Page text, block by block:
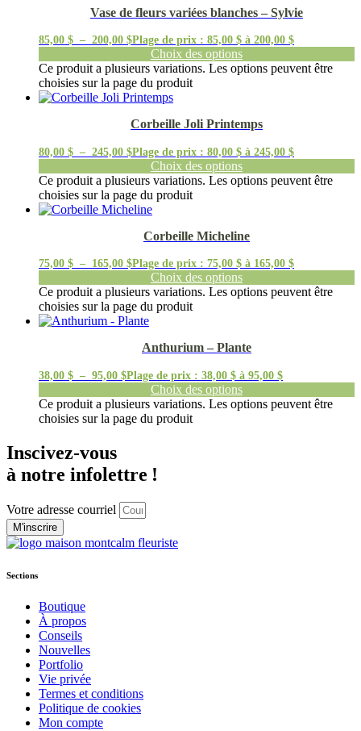
Vase de fleurs variées blanches – Sylvie
85,00 $ – 200,00 $Plage de prix : 85,00 $ à 200,00 $
Choix des options
Ce produit a plusieurs variations. Les options peuvent être
choisies sur la page du produit
Corbeille Joli Printemps
80,00 $ – 245,00 $Plage de prix : 80,00 $ à 245,00 $
Choix des options
Ce produit a plusieurs variations. Les options peuvent être
choisies sur la page du produit
Corbeille Micheline
75,00 $ – 165,00 $Plage de prix : 75,00 $ à 165,00 $
Choix des options
Ce produit a plusieurs variations. Les options peuvent être
choisies sur la page du produit
Anthurium – Plante
38,00 $ – 95,00 $Plage de prix : 38,00 $ à 95,00 $
Choix des options
Ce produit a plusieurs variations. Les options peuvent être
choisies sur la page du produit
Inscivez-vous
à notre infolettre !
Votre adresse courriel
M'inscrire
Sections
Boutique
À propos
Conseils
Nouvelles
Portfolio
Vie privée
Termes et conditions
Politique de cookies
Mon compte